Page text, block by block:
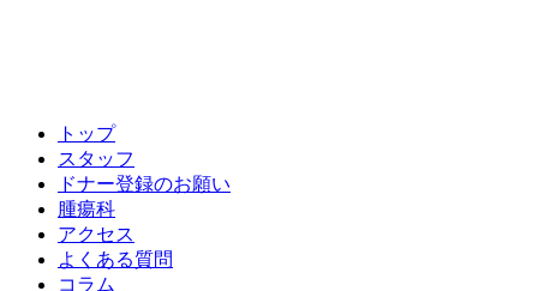
トップ
スタッフ
ドナー登録のお願い
腫瘍科
アクセス
よくある質問
コラム